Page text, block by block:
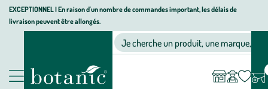
Aller
Aller
au
Aller
au
page
EXCEPTIONNEL I En raison d'un nombre de commandes important, les délais de
livraison peuvent être allongés.
Nos produits
Jardinerie écologique, animalerie, décoration, alimentation bio
Je cherche un produit, une marque, un
compte